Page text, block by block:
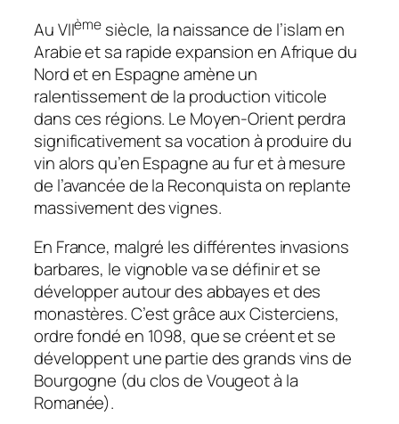
Au VIIème siècle, la naissance de l’islam en
Arabie et sa rapide expansion en Afrique du
Nord et en Espagne amène un
ralentissement de la production viticole
dans ces régions. Le Moyen-Orient perdra
significativement sa vocation à produire du
vin alors qu’en Espagne au fur et à mesure
de l’avancée de la Reconquista on replante
massivement des vignes.
En France, malgré les différentes invasions
barbares, le vignoble va se définir et se
développer autour des abbayes et des
monastères. C’est grâce aux Cisterciens,
ordre fondé en 1098, que se créent et se
développent une partie des grands vins de
Bourgogne (du clos de Vougeot à la
Romanée).